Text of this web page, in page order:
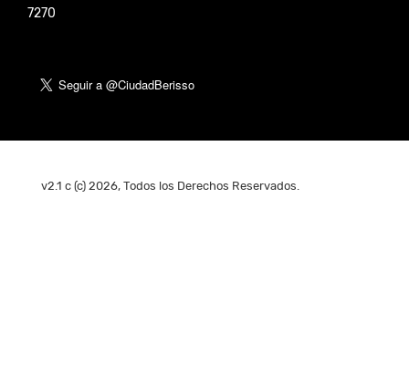
7270
v2.1 c (c) 2026, Todos los Derechos Reservados.